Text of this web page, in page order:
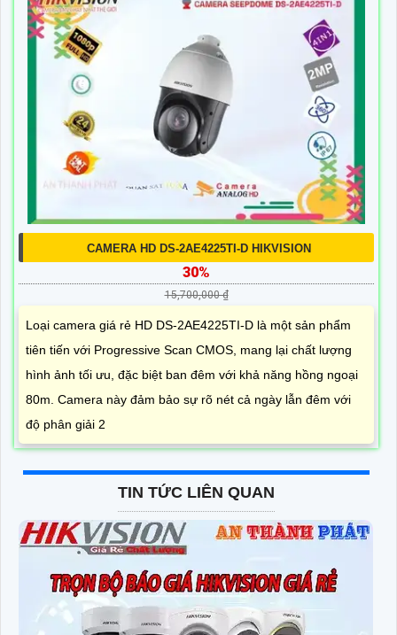
CAMERA HD DS-2AE4225TI-D HIKVISION
30%
15,700,000 ₫
Loại camera giá rẻ HD DS-2AE4225TI-D là một sản phẩm
tiên tiến với Progressive Scan CMOS, mang lại chất lượng
hình ảnh tối ưu, đặc biệt ban đêm với khả năng hồng ngoại
80m. Camera này đảm bảo sự rõ nét cả ngày lẫn đêm với
độ phân giải 2
TIN TỨC LIÊN QUAN